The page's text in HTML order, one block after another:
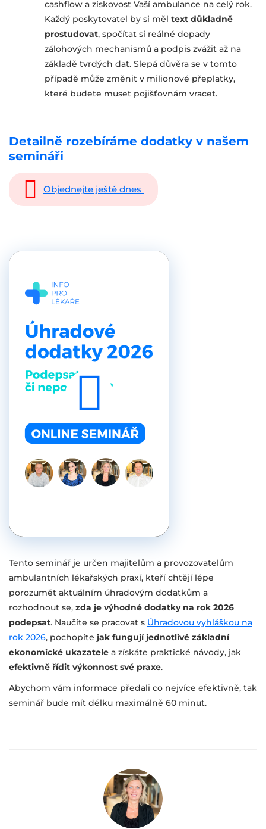
cashflow a ziskovost Vaší ambulance na celý rok.
Každý poskytovatel by si měl text důkladně
prostudovat, spočítat si reálné dopady
zálohových mechanismů a podpis zvážit až na
základě tvrdých dat. Slepá důvěra se v tomto
případě může změnit v milionové přeplatky,
které budete muset pojišťovnám vracet.
Detailně rozebíráme dodatky v našem
semináři
Objednejte ještě dnes
Tento seminář je určen majitelům a provozovatelům
ambulantních lékařských praxí, kteří chtějí lépe
porozumět aktuálním úhradovým dodatkům a
rozhodnout se, zda je výhodné dodatky na rok 2026
podepsat. Naučíte se pracovat s Úhradovou vyhláškou na
rok 2026, pochopíte jak fungují jednotlivé základní
ekonomické ukazatele a získáte praktické návody, jak
efektivně řídit výkonnost své praxe.
Abychom vám informace předali co nejvíce efektivně, tak
seminář bude mít délku maximálně 60 minut.